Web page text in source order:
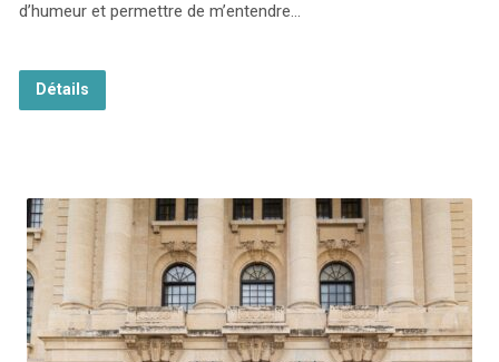
d’humeur et permettre de m’entendre…
Détails